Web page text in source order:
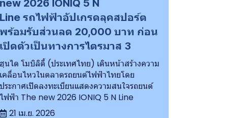
new 2026 IONIQ 5 N
Line รถไฟฟ้าอัปเกรดลุคสปอร์ต
พร้อมรับส่วนลด 20,000 บาท ก่อน
เปิดตัวเป็นทางการไตรมาส 3
ฮุนได โมบิลิตี้ (ประเทศไทย) เดินหน้าสร้างความ
เคลื่อนไหวในตลาดรถยนต์ไฟฟ้าไทยโดย
ประกาศเปิดลงทะเบียนแสดงความสนใจรถยนต์
ไฟฟ้า The new 2026 IONIQ 5 N Line
21 เม.ย. 2026